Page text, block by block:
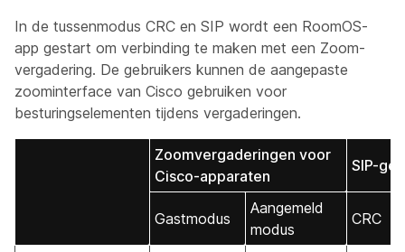
In de tussenmodus CRC en SIP wordt een RoomOS-
app gestart om verbinding te maken met een Zoom-
vergadering. De gebruikers kunnen de aangepaste
zoominterface van Cisco gebruiken voor
besturingselementen tijdens vergaderingen.
Zoomvergaderingen voor
Cisco-apparaten
SIP-
Gastmodus
Aangemeld
modus
CRC